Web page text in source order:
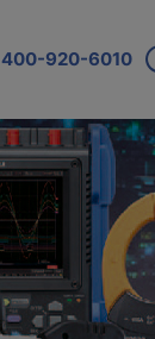
400-920-6010